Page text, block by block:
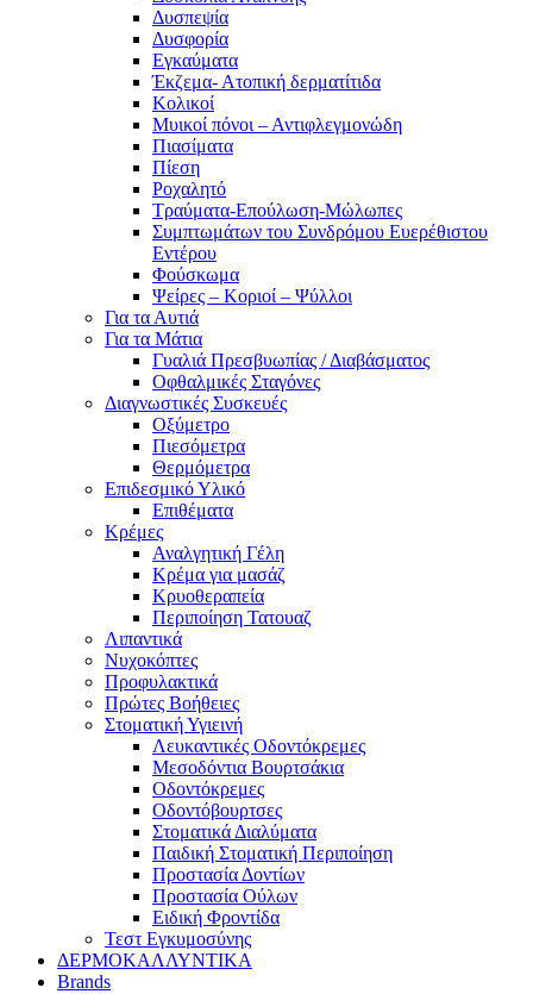
Δυσπεψία
Δυσφορία
Εγκαύματα
Έκζεμα- Ατοπική δερματίτιδα
Κολικοί
Μυικοί πόνοι – Αντιφλεγμονώδη
Πιασίματα
Πίεση
Ροχαλητό
Τραύματα-Επούλωση-Μώλωπες
Συμπτωμάτων του Συνδρόμου Ευερέθιστου
Εντέρου
Φούσκωμα
Ψείρες – Κοριοί – Ψύλλοι
Για τα Αυτιά
Για τα Μάτια
Γυαλιά Πρεσβυωπίας / Διαβάσματος
Οφθαλμικές Σταγόνες
Διαγνωστικές Συσκευές
Οξύμετρο
Πιεσόμετρα
Θερμόμετρα
Επιδεσμικό Υλικό
Επιθέματα
Κρέμες
Αναλγητική Γέλη
Κρέμα για μασάζ
Κρυοθεραπεία
Περιποίηση Τατουαζ
Λιπαντικά
Νυχοκόπτες
Προφυλακτικά
Πρώτες Βοήθειες
Στοματική Υγιεινή
Λευκαντικές Οδοντόκρεμες
Μεσοδόντια Βουρτσάκια
Οδοντόκρεμες
Οδοντόβουρτσες
Στοματικά Διαλύματα
Παιδική Στοματική Περιποίηση
Προστασία Δοντίων
Προστασία Ούλων
Ειδική Φροντίδα
Τεστ Εγκυμοσύνης
ΔΕΡΜΟΚΑΛΛΥΝΤΙΚΑ
Brands